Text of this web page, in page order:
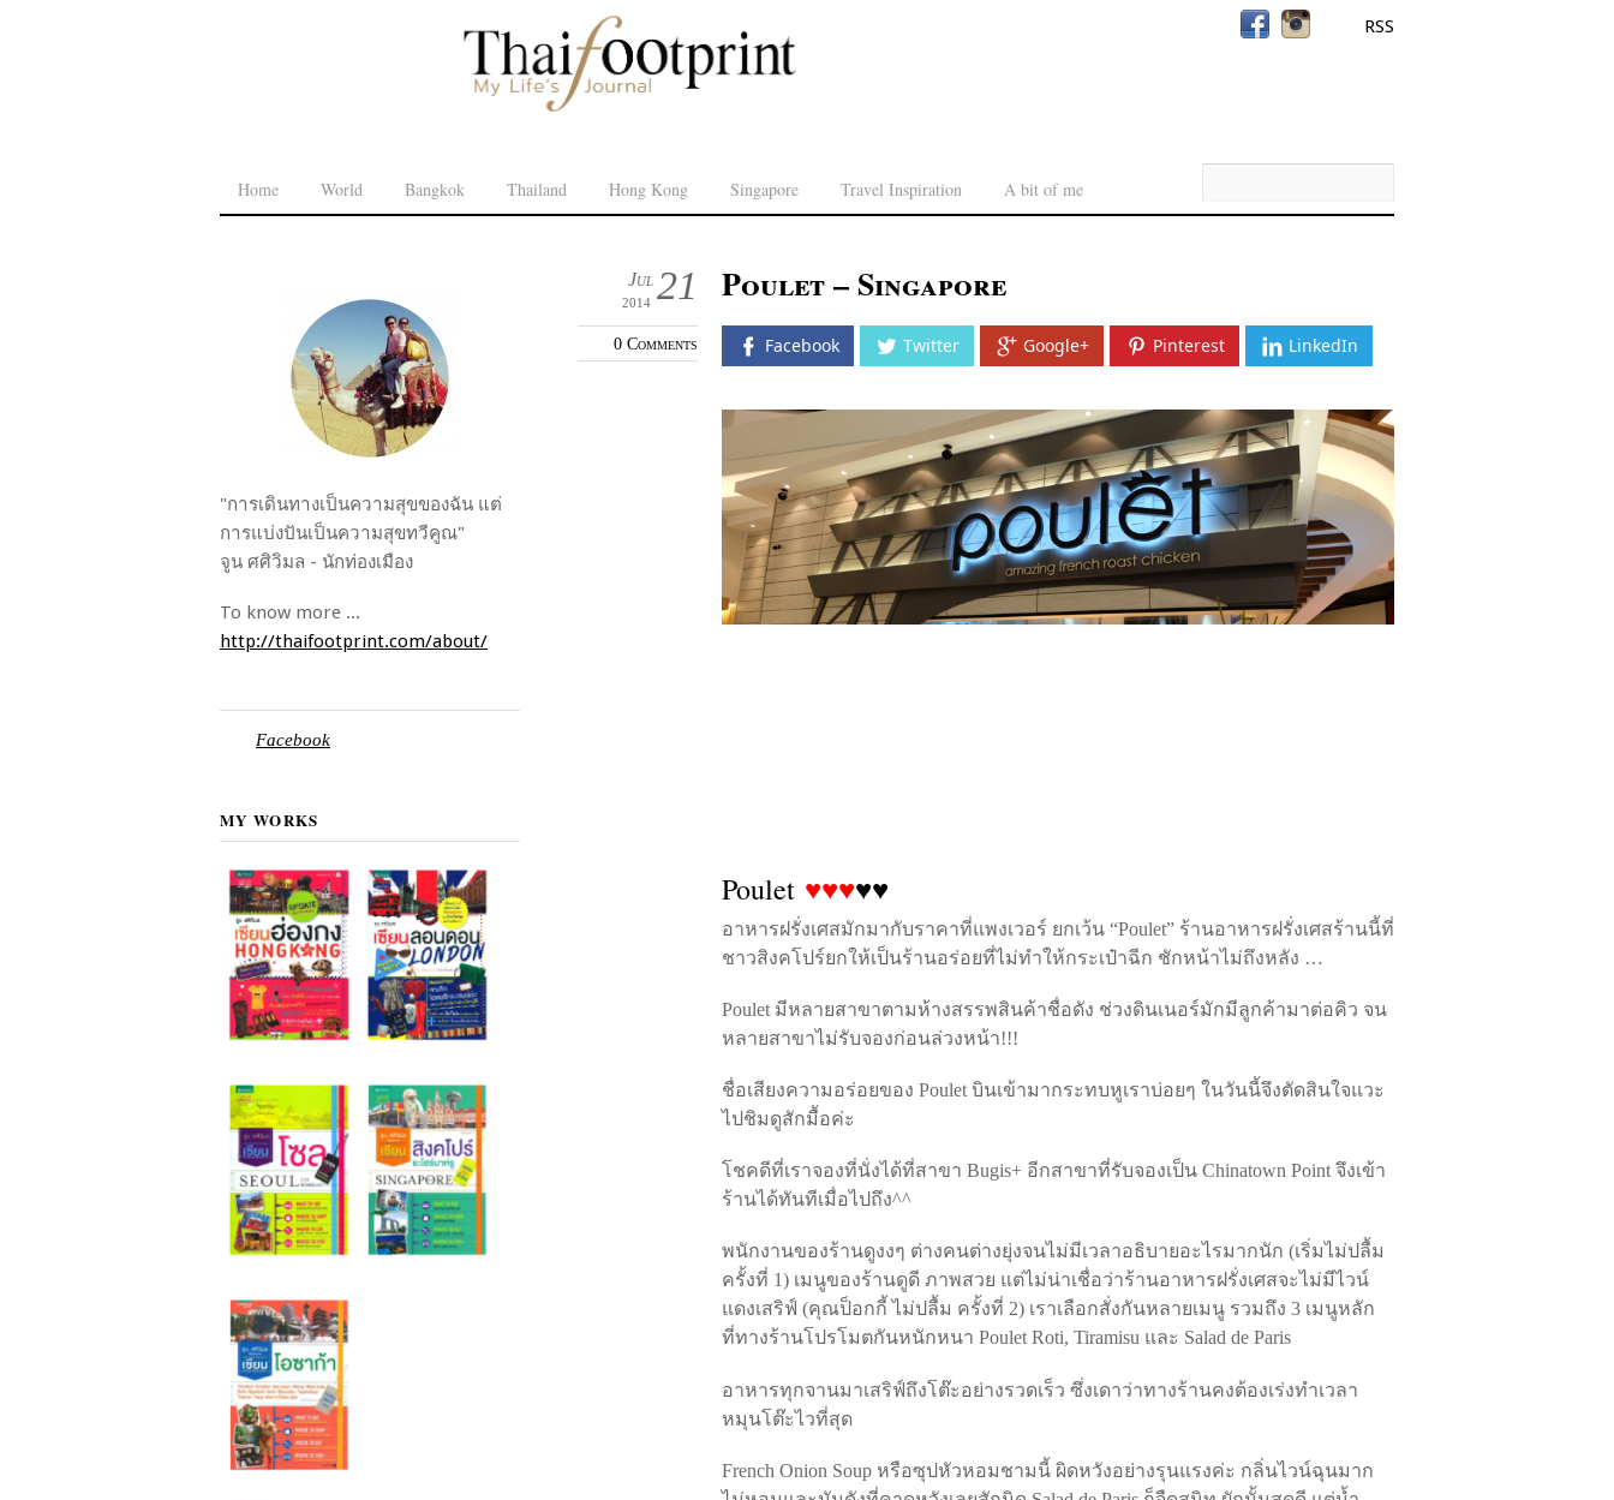
Home World Bangkok Thailand Hong Kong Singapore Travel Inspiration A bit of me
RSS
21
Jul
2014
0 Comments
Poulet – Singapore
Facebook Twitter Google+ Pinterest LinkedIn
Poulet ♥♥♥♥♥
อาหารฝรั่งเศสมักมากับราคาที่แพงเวอร์ ยกเว้น “Poulet” ร้านอาหารฝรั่งเศสร้านนี้ที่
ชาวสิงคโปร์ยกให้เป็นร้านอร่อยที่ไม่ทำให้กระเป๋าฉีก ชักหน้าไม่ถึงหลัง …
Poulet มีหลายสาขาตามห้างสรรพสินค้าชื่อดัง ช่วงดินเนอร์มักมีลูกค้ามาต่อคิว จน
หลายสาขาไม่รับจองก่อนล่วงหน้า!!!
ชื่อเสียงความอร่อยของ Poulet บินเข้ามากระทบหูเราบ่อยๆ ในวันนี้จึงตัดสินใจแวะ
ไปชิมดูสักมื้อค่ะ
โชคดีที่เราจองที่นั่งได้ที่สาขา Bugis+ อีกสาขาที่รับจองเป็น Chinatown Point จึงเข้า
ร้านได้ทันทีเมื่อไปถึง^^
พนักงานของร้านดูงงๆ ต่างคนต่างยุ่งจนไม่มีเวลาอธิบายอะไรมากนัก (เริ่มไม่ปลื้ม
ครั้งที่ 1) เมนูของร้านดูดี ภาพสวย แต่ไม่น่าเชื่อว่าร้านอาหารฝรั่งเศสจะไม่มีไวน์
แดงเสริฟ์ (คุณป็อกกี้ ไม่ปลื้ม ครั้งที่ 2) เราเลือกสั่งกันหลายเมนู รวมถึง 3 เมนูหลัก
ที่ทางร้านโปรโมตกันหนักหนา Poulet Roti, Tiramisu และ Salad de Paris
อาหารทุกจานมาเสริฟ์ถึงโต๊ะอย่างรวดเร็ว ซึ่งเดาว่าทางร้านคงต้องเร่งทำเวลา
หมุนโต๊ะไวที่สุด
French Onion Soup หรือซุปหัวหอมชามนี้ ผิดหวังอย่างรุนแรงค่ะ กลิ่นไวน์ฉุนมาก
"การเดินทางเป็นความสุขของฉัน แต่
การแบ่งปันเป็นความสุขทวีคูณ"
จูน ศศิวิมล - นักท่องเมือง
To know more ...
http://thaifootprint.com/about/
Facebook
MY WORKS